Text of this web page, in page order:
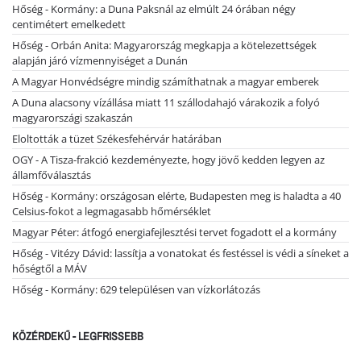
Hőség - Kormány: a Duna Paksnál az elmúlt 24 órában négy
centimétert emelkedett
Hőség - Orbán Anita: Magyarország megkapja a kötelezettségek
alapján járó vízmennyiséget a Dunán
A Magyar Honvédségre mindig számíthatnak a magyar emberek
A Duna alacsony vízállása miatt 11 szállodahajó várakozik a folyó
magyarországi szakaszán
Eloltották a tüzet Székesfehérvár határában
OGY - A Tisza-frakció kezdeményezte, hogy jövő kedden legyen az
államfőválasztás
Hőség - Kormány: országosan elérte, Budapesten meg is haladta a 40
Celsius-fokot a legmagasabb hőmérséklet
Magyar Péter: átfogó energiafejlesztési tervet fogadott el a kormány
Hőség - Vitézy Dávid: lassítja a vonatokat és festéssel is védi a síneket a
hőségtől a MÁV
Hőség - Kormány: 629 településen van vízkorlátozás
KÖZÉRDEKŰ - LEGFRISSEBB